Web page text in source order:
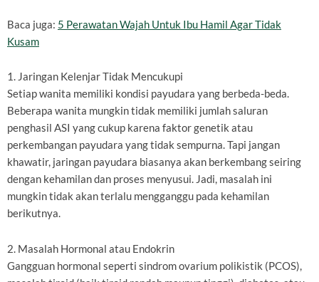
Baca juga: 5 Perawatan Wajah Untuk Ibu Hamil Agar Tidak
Kusam
1. Jaringan Kelenjar Tidak Mencukupi
Setiap wanita memiliki kondisi payudara yang berbeda-beda.
Beberapa wanita mungkin tidak memiliki jumlah saluran
penghasil ASI yang cukup karena faktor genetik atau
perkembangan payudara yang tidak sempurna. Tapi jangan
khawatir, jaringan payudara biasanya akan berkembang seiring
dengan kehamilan dan proses menyusui. Jadi, masalah ini
mungkin tidak akan terlalu mengganggu pada kehamilan
berikutnya.
2. Masalah Hormonal atau Endokrin
Gangguan hormonal seperti sindrom ovarium polikistik (PCOS),